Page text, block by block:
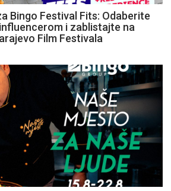
Bingo Festival Fits: Odaberite
i zablistajte na
Film Festivala